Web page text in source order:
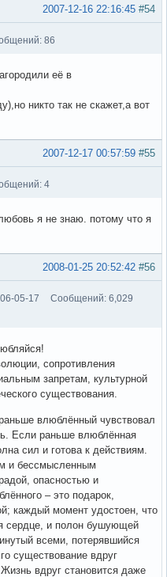
#54
2007-12-16 22:16:45
86
её в
никто так не скажет,а вот
#55
2007-12-17 00:57:59
4
я не знаю. потому что я
#56
2008-01-25 20:52:42
05-17
Сообщений: 6,029
сопротивления
запретам, культурной
существования.
влюблённый чувствовал
Если раньше влюблённая
сил и готова к действиям.
и бессмысленным
опасностью и
– это подарок,
каждый момент удостоен, что
сердце, и полон бушующей
всеми, потерявшийся
существование вдруг
вдруг становится даже